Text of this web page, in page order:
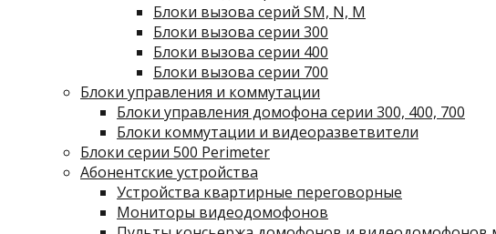
Блоки вызова серий SM, N, M
Блоки вызова серии 300
Блоки вызова серии 400
Блоки вызова серии 700
Блоки управления и коммутации
Блоки управления домофона серии 300, 400, 700
Блоки коммутации и видеоразветвители
Блоки серии 500 Perimeter
Абонентские устройства
Устройства квартирные переговорные
Мониторы видеодомофонов